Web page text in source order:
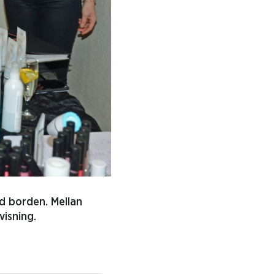
borden. Mellan